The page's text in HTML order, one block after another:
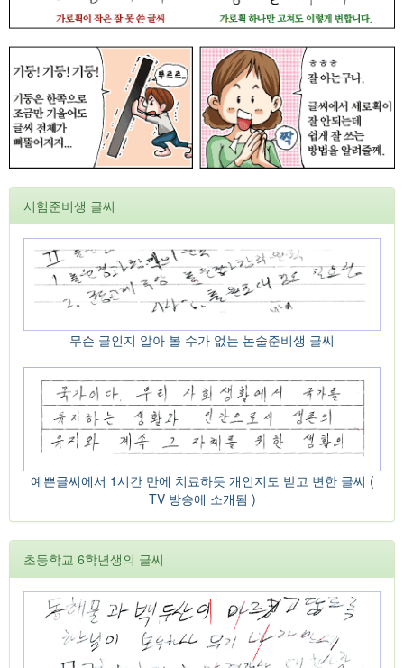
시험준비생 글씨
무슨 글인지 알아 볼 수가 없는 논술준비생 글씨
예쁜글씨에서 1시간 만에 치료하듯 개인지도 받고 변한 글씨 (
TV 방송에 소개됨 )
초등학교 6학년생의 글씨